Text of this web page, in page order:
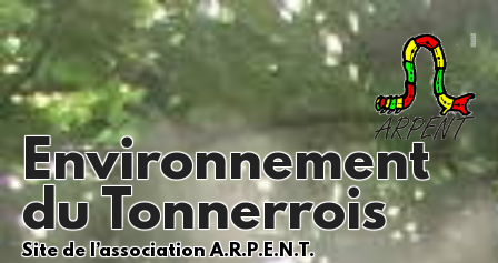
Environnement
du Tonnerrois
Site de l’association A.R.P.E.N.T.